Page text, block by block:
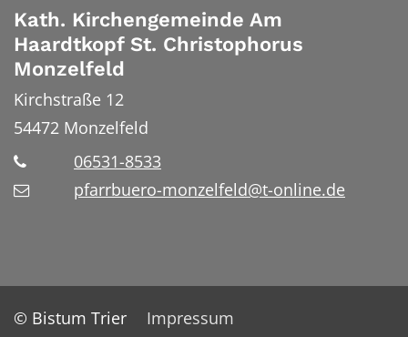
Kath. Kirchengemeinde Am
Haardtkopf St. Christophorus
Monzelfeld
Kirchstraße 12
54472 Monzelfeld
06531-8533
pfarrbuero-monzelfeld@t-online.de
© Bistum Trier
Impressum